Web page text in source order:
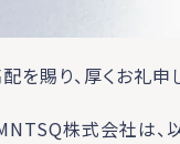
を賜り、厚くお礼申
株式会社は、